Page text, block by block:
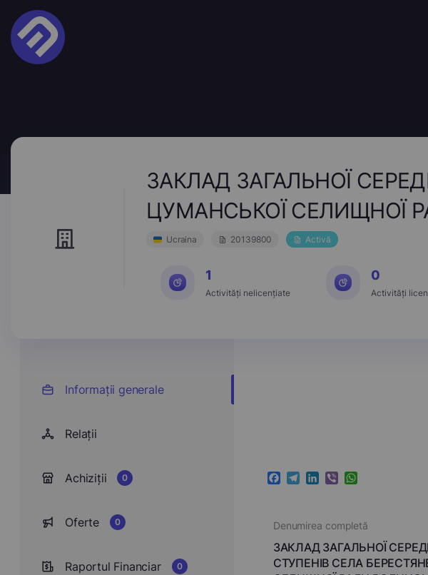
ЗАКЛАД ЗАГАЛЬНОЇ
ЦУМАНСЬКОЇ СЕЛИЩНОЇ
Ucraina 20139800 Activă
1
Activități nelicențiate
0
Activități
Informații generale
Relații
Achiziții 0
Oferte 0
Raportul Financiar 0
Facebook
Telegram
LinkedIn
ViberWhatsApp
Denumirea completă
ЗАКЛАД ЗАГАЛЬНОЇ
СТУПЕНІВ СЕЛА